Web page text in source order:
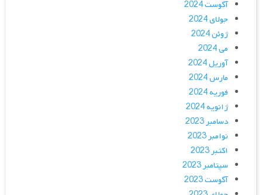
آگوست 2024
جولای 2024
ژوئن 2024
می 2024
آوریل 2024
مارس 2024
فوریه 2024
ژانویه 2024
دسامبر 2023
نوامبر 2023
اکتبر 2023
سپتامبر 2023
آگوست 2023